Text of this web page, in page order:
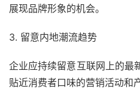
展现品牌形象的机会。
3. 留意内地潮流趋势
企业应持续留意互联网上的最
贴近消费者口味的营销活动和